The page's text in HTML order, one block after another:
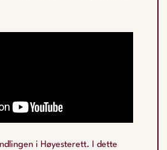
i Høyesterett. I dette